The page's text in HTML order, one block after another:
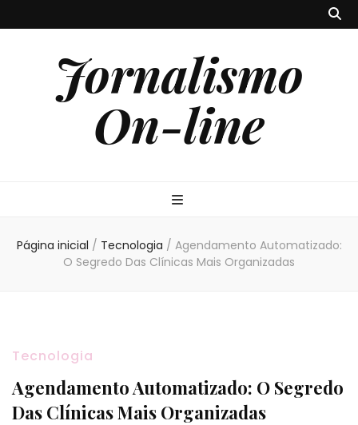
Jornalismo
On-line
Página inicial / Tecnologia / Agendamento Automatizado:
O Segredo Das Clínicas Mais Organizadas
Tecnologia
Agendamento Automatizado: O Segredo
Das Clínicas Mais Organizadas